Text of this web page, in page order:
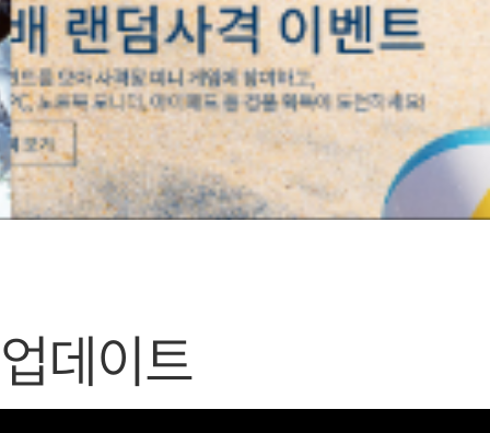
아레스 : 라이즈 오브 가디언즈
모바일게임
우마무스메 프리티 더비
SMiniz
프렌즈팝콘
프렌즈타운
서비스
내정보
보안센터
이벤트
업데이트
대회소식
클랜
업데이트